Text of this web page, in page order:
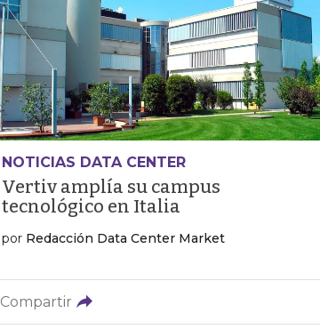
NOTICIAS DATA CENTER
Vertiv amplía su campus
tecnológico en Italia
por Redacción Data Center Market
Compartir